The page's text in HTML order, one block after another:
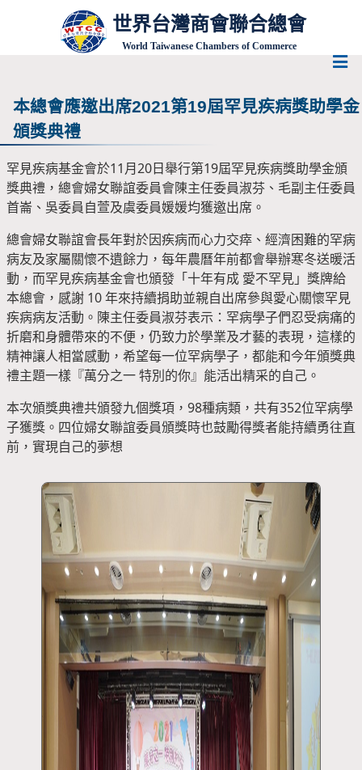
世界台灣商會聯合總會
World Taiwanese Chambers of Commerce
本總會應邀出席2021第19屆罕見疾病獎助學金
頒獎典禮
罕見疾病基金會於11月20日舉行第19屆罕見疾病獎助學金頒
獎典禮，總會婦女聯誼委員會陳主任委員淑芬、毛副主任委員
首崙、吳委員自萱及虞委員媛媛均獲邀出席。
總會婦女聯誼會長年對於因疾病而心力交瘁、經濟困難的罕病
病友及家屬關懷不遺餘力，每年農曆年前都會舉辦寒冬送暖活
動，而罕見疾病基金會也頒發「十年有成 愛不罕見」獎牌給
本總會，感謝 10 年來持續捐助並親自出席參與愛心關懷罕見
疾病病友活動。陳主任委員淑芬表示：罕病學子們忍受病痛的
折磨和身體帶來的不便，仍致力於學業及才藝的表現，這樣的
精神讓人相當感動，希望每一位罕病學子，都能和今年頒獎典
禮主題一樣『萬分之一 特別的你』能活出精采的自己。
本次頒獎典禮共頒發九個獎項，98種病類，共有352位罕病學
子獲獎。四位婦女聯誼委員頒獎時也鼓勵得獎者能持續勇往直
前，實現自己的夢想